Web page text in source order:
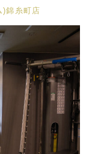
錦糸町店